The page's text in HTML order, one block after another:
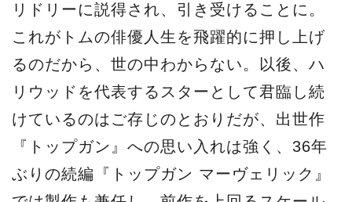
リドリーに説得され、引き受けることに。
これがトムの俳優人生を飛躍的に押し上げ
るのだから、世の中わからない。以後、ハ
リウッドを代表するスターとして君臨し続
けているのはご存じのとおりだが、出世作
『トップガン』への思い入れは強く、36年
ぶりの続編『トップガン マーヴェリック』